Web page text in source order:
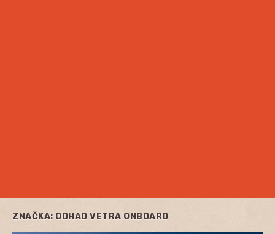
ZNAČKA: ODHAD VETRA ONBOARD